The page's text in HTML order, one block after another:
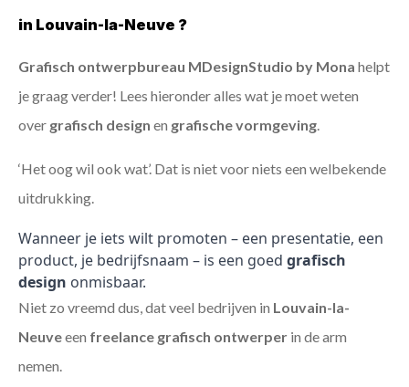
in Louvain-la-Neuve ?
Grafisch ontwerpbureau MDesignStudio by Mona helpt
je graag verder! Lees hieronder alles wat je moet weten
over grafisch design en grafische vormgeving
‘Het oog wil ook wat’. Dat is niet voor niets een welbekende
uitdrukking.
Wanneer je iets wilt promoten – een presentatie, een
product, je bedrijfsnaam – is een goed grafisch
design onmisbaar.
Niet zo vreemd dus, dat veel bedrijven in Louvain-la-
Neuveeen freelance grafisch ontwerper in de arm
nemen.